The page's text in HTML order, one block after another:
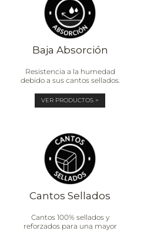
Baja Absorción
Resistencia a la humedad
debido a sus cantos sellados.
VER PRODUCTOS >
Cantos Sellados
Cantos 100% sellados y
reforzados para una mayor